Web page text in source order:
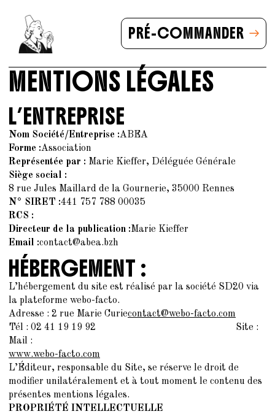
PRÉ-COMMANDER
MENTIONS LÉGALES
L’ENTREPRISE
Nom Société/Entreprise :ABEA
Forme :Association
Représentée par : Marie Kieffer, Déléguée Générale
Siège social :
8 rue Jules Maillard de la Gournerie, 35000 Rennes
N° SIRET :441 757 788 00035
RCS :
Directeur de la publication :Marie Kieffer
Email :contact@abea.bzh
HÉBERGEMENT :
L’hébergement du site est réalisé par la société SD20 via
la plateforme webo-facto.
Adresse : 2 rue Marie Curie
Tél : 02 41 19 19 92
Mail :
contact@webo-facto.com
Site :
www.webo-facto.com
L’Éditeur, responsable du Site, se réserve le droit de
modifier unilatéralement et à tout moment le contenu des
présentes mentions légales.
PROPRIÉTÉ INTELLECTUELLE